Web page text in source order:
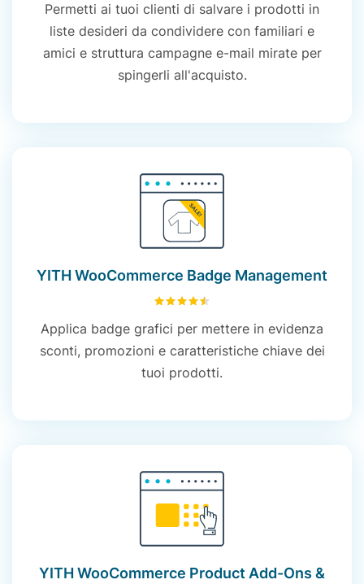
Permetti ai tuoi clienti di salvare i prodotti in
liste desideri da condividere con familiari e
amici e struttura campagne e-mail mirate per
spingerli all'acquisto.
YITH WooCommerce Badge Management
Applica badge grafici per mettere in evidenza
sconti, promozioni e caratteristiche chiave dei
tuoi prodotti.
YITH WooCommerce Product Add-Ons &